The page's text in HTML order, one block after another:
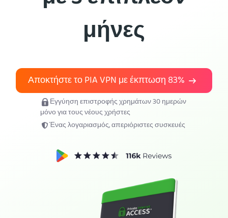
Απόκτησε το PIA VPN
μήνες
Αποκτήστε το PIA VPN με έκπτωση83%
Εγγύηση επιστροφής χρημάτων 30 ημερών
μόνο για τους νέους χρήστες
Ένας λογαριασμός, απεριόριστες συσκευές